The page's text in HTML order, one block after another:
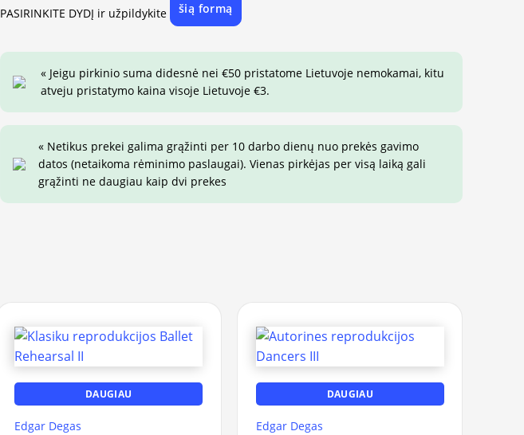
PASIRINKITE DYDĮ ir užpildykite šią formą
« Jeigu pirkinio suma didesnė nei €50 pristatome Lietuvoje nemokamai, kitu
atveju pristatymo kaina visoje Lietuvoje €3.
« Netikus prekei galima grąžinti per 10 darbo dienų nuo prekės gavimo
datos (netaikoma rėminimo paslaugai). Vienas pirkėjas per visą laiką gali
grąžinti ne daugiau kaip dvi prekes
DAUGIAU
Edgar Degas
DAUGIAU
Edgar Degas